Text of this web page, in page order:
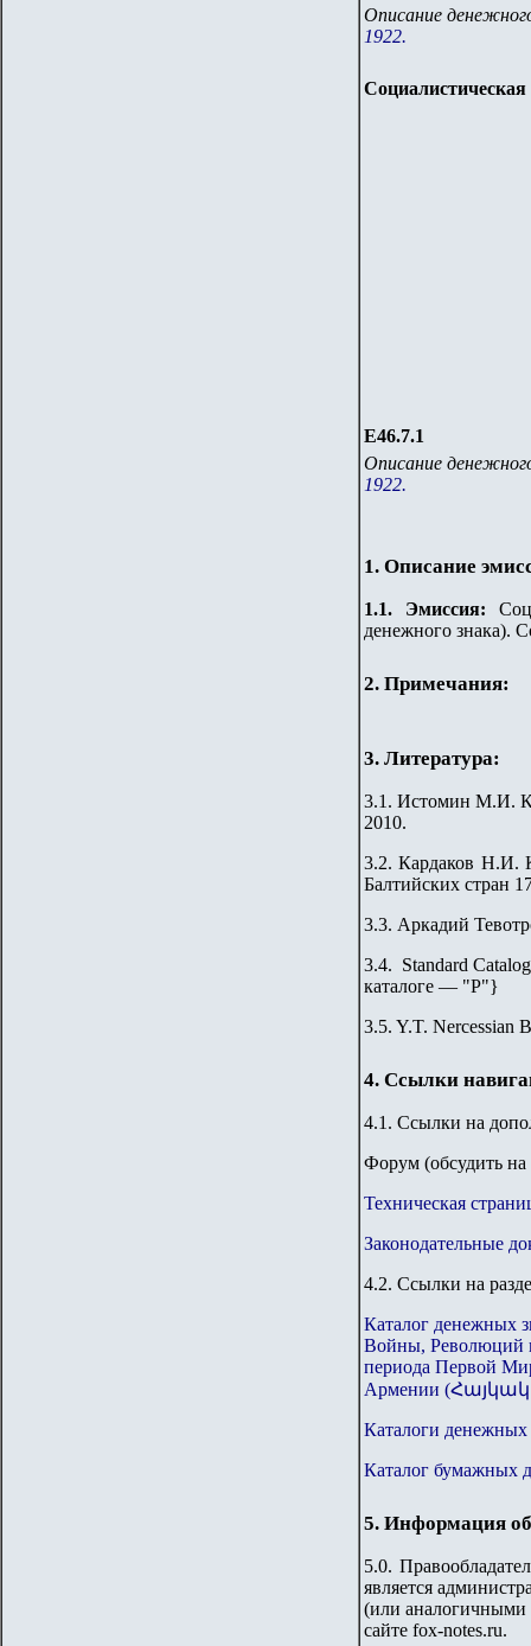
Описание
1922.
Е46.7.1
Описание
1922.
1. Описание
1.1. Эмиссия:
денежного знака).
2. Примечания:
3. Литература:
3.1. Истомин М.И.
2010.
3.2.Кардаков Н.И.
Балтийских стран
3.3. Аркадий
3.4. Standard
каталоге — "Р"}
3.5. Y.T. Nercessian
4. Ссылки
4.1. Ссылки на
Форум (обсудить на
Техническая
Законодательные
4.2. Ссылки на
Каталог денежных
Войны, Революций
периода Первой
Армении
Каталоги денежных
Каталог бумажных
5. Информация
5.0.
является
(или аналогичными
сайте fox-notes.ru.